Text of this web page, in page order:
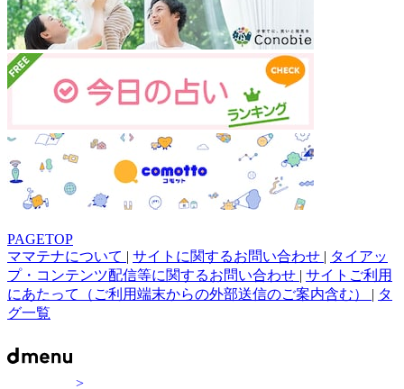
PAGETOP
ママテナについて | サイトに関するお問い合わせ | タイアッ
プ・コンテンツ配信等に関するお問い合わせ | サイトご利用
にあたって（ご利用端末からの外部送信のご案内含む） | タ
グ一覧
>